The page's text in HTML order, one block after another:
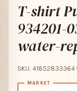
T-shirt
934201-
water-
SKU: 41852833364